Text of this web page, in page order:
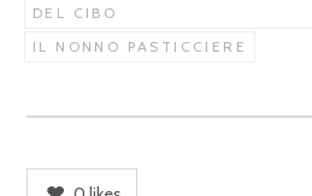
DEL CIBO
IL NONNO PASTICCIERE